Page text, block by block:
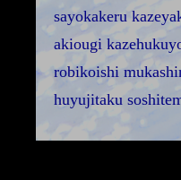
sayokakeru
akiougi
robikoishi
huyujitaku